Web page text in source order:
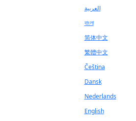
العربية
বাংলা
简体中文
繁體中文
Čeština
Dansk
Nederlands
English